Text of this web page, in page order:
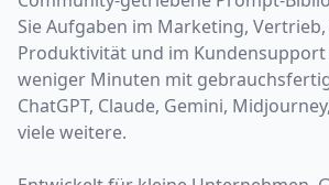
Sie Aufgaben im Marketing,
Produktivität und im
weniger Minuten mit
ChatGPT, Claude, Gemini,
viele weitere.